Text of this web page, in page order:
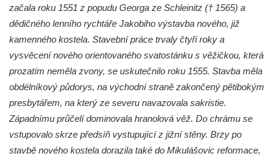
Ježíše s Pannou Marií
Márnice na hřbitově v Římově
Kaple v Horním Třeboníně
Kaple v severní části Dolního Třebonína
Márnice na hřbitově v Rybniště
Kaple u kostela svatého Jiljí v Lužci nad
začala roku 1551 z popudu Georga ze Schleinitz († 1565) a
dědičného lenního rychtáře Jakobiho výstavba nového, již
kamenného kostela. Stavební práce trvaly čtyři roky a
vysvěcení nového orientovaného svatostánku s věžičkou, která
prozatím neměla zvony, se uskutečnilo roku 1555. Stavba měla
obdélníkový půdorys, na východní straně zakončený pětibokým
presbytářem, na který ze severu navazovala sakristie.
Západnímu průčelí dominovala hranolová věž. Do chrámu se
vstupovalo skrze předsíň vystupující z jižní stěny. Brzy po
stavbě nového kostela dorazila také do Mikulášovic reformace,